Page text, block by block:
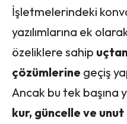
İşletmelerindeki
yazılımlarına ek
özeliklere sahip
çözümlerine geçiş
Ancak bu tek başına
kur, güncelle ve